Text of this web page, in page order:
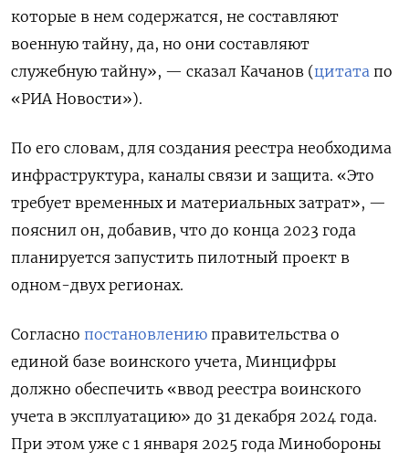
которые в нем содержатся, не составляют
военную тайну, да, но они составляют
служебную тайну», — сказал Качанов (цитата по
«РИА Новости»).
По его словам, для создания реестра необходима
инфраструктура, каналы связи и защита. «Это
требует временных и материальных затрат», —
пояснил он, добавив, что до конца 2023 года
планируется запустить пилотный проект в
одном-двух регионах.
Согласно постановлению правительства о
единой базе воинского учета, Минцифры
должно обеспечить «ввод реестра воинского
учета в эксплуатацию» до 31 декабря 2024 года.
При этом уже с 1 января 2025 года Минобороны